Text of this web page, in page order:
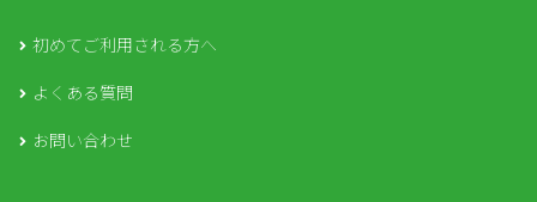
初めてご利用される方へ
よくある質問
お問い合わせ